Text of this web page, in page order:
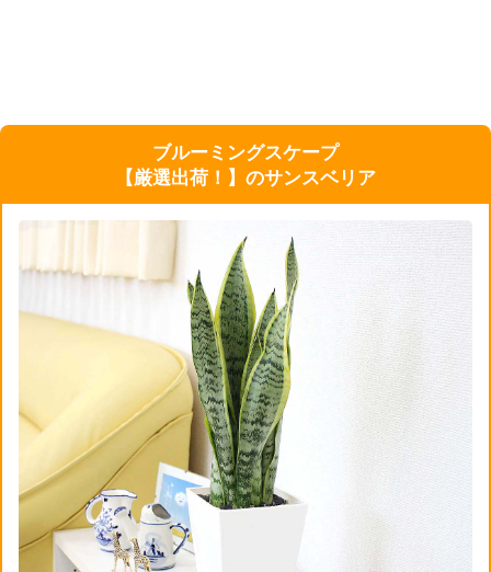
ブルーミングスケープ
【厳選出荷！】のサンスベリア